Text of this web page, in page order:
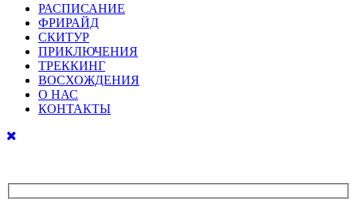
РАСПИСАНИЕ
ФРИРАЙД
СКИТУР
ПРИКЛЮЧЕНИЯ
ТРЕККИНГ
ВОСХОЖДЕНИЯ
О НАС
КОНТАКТЫ